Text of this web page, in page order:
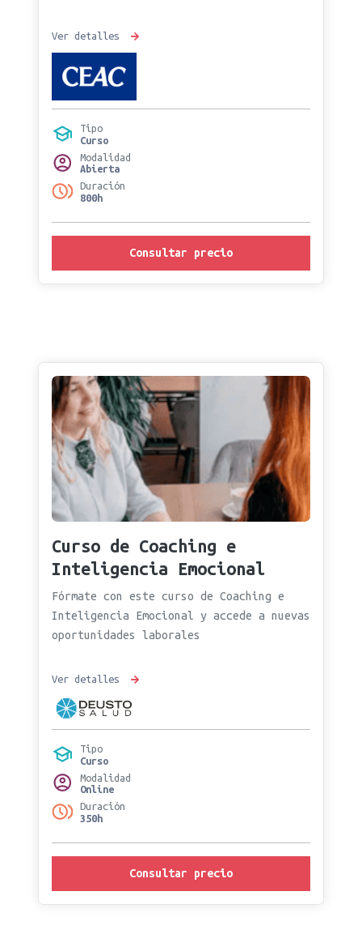
Ver detalles
Tipo
Curso
Modalidad
Abierta
Duración
800h
Consultar precio
Curso de Coaching e
Inteligencia Emocional
Fórmate con este curso de Coaching e
Inteligencia Emocional y accede a nuevas
oportunidades laborales
Ver detalles
Tipo
Curso
Modalidad
Online
Duración
350h
Consultar precio